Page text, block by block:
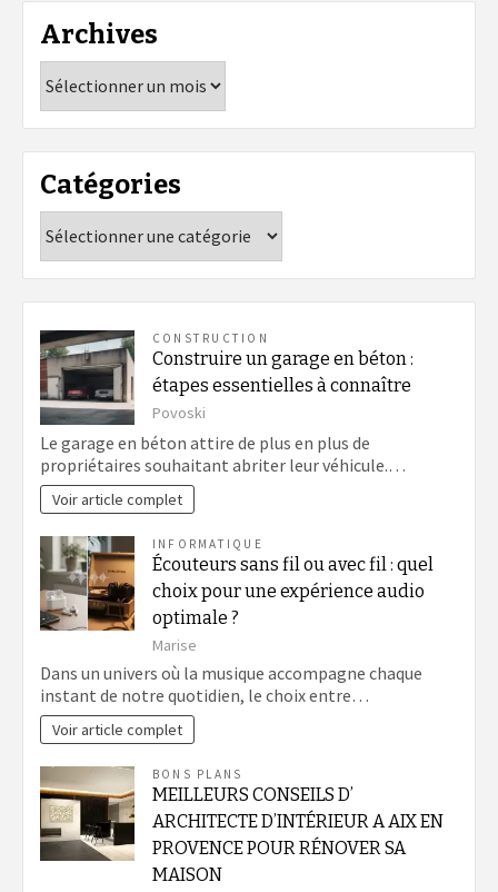
Archives
Catégories
CONSTRUCTION
Construire un garage en béton :
étapes essentielles à connaître
Povoski
Le garage en béton attire de plus en plus de
propriétaires souhaitant abriter leur véhicule.…
Voir article complet
INFORMATIQUE
Écouteurs sans fil ou avec fil : quel
choix pour une expérience audio
optimale ?
Marise
Dans un univers où la musique accompagne chaque
instant de notre quotidien, le choix entre…
Voir article complet
BONS PLANS
MEILLEURS CONSEILS D’
ARCHITECTE D’INTÉRIEUR A AIX EN
PROVENCE POUR RÉNOVER SA
MAISON